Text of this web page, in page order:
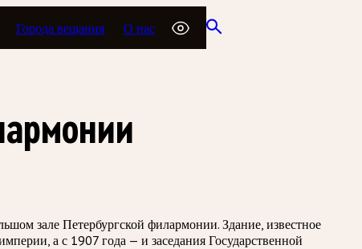
Города вещания О нас
зале Петербургской филармонии. Здание, известное
а с 1907 года — и заседания Государственной